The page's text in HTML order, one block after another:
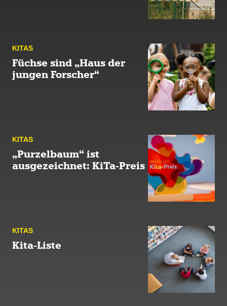
KITAS
Füchse sind „Haus der
jungen Forscher“
KITAS
„Purzelbaum“ ist
ausgezeichnet: KiTa-Preis
KITAS
Kita-Liste